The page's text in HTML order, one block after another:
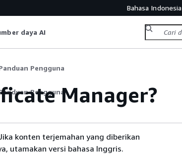
Bahasa Indonesia
daya AI
Pengguna
PenggunaManager?
konten terjemahan yang diberikan
utamakan versi bahasa Inggris.